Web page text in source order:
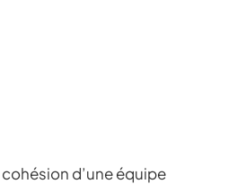
d’une équipe